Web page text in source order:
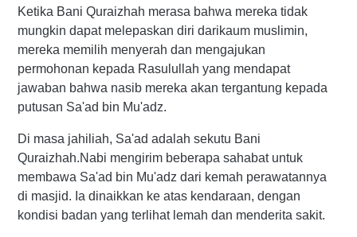
Ketika Bani Quraizhah merasa bahwa mereka tidak
mungkin dapat melepaskan diri darikaum muslimin,
mereka memilih menyerah dan mengajukan
permohonan kepada Rasulullah yang mendapat
jawaban bahwa nasib mereka akan tergantung kepada
putusan Sa'ad bin Mu'adz.
Di masa jahiliah, Sa'ad adalah sekutu Bani
Quraizhah.Nabi mengirim beberapa sahabat untuk
membawa Sa'ad bin Mu'adz dari kemah perawatannya
di masjid. Ia dinaikkan ke atas kendaraan, dengan
kondisi badan yang terlihat lemah dan menderita sakit.